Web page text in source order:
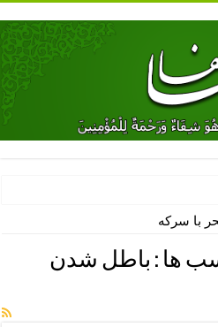
– دعای جلب محبت شوهر
ذکرهای روزی‌ بخش
– دعای یا من اظهر الجمیل برای
آن ها – ذکر مخصوص مستجاب الدعوه
با سرکه
ها : باطل شدن